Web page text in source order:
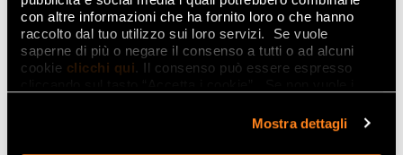
con altre informazioni che ha fornito loro o che hanno
raccolto dal tuo utilizzo sui loro servizi. Se vuole
saperne di più o negare il consenso a tutti o ad alcuni
cookie clicchi qui. Il consenso può essere espresso
Mostra dettagli
«Das verbindende Element istWelcome to
Colorland!Farbe und Natur. Einerseits die
Erforschung der Farbe, andererseits die
«FAP bewegt sich daher auf zwei Ebenen: der